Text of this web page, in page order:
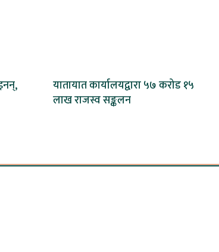
यातायात कार्यालयद्वारा ५७ करोड १५
लाख राजस्व सङ्कलन